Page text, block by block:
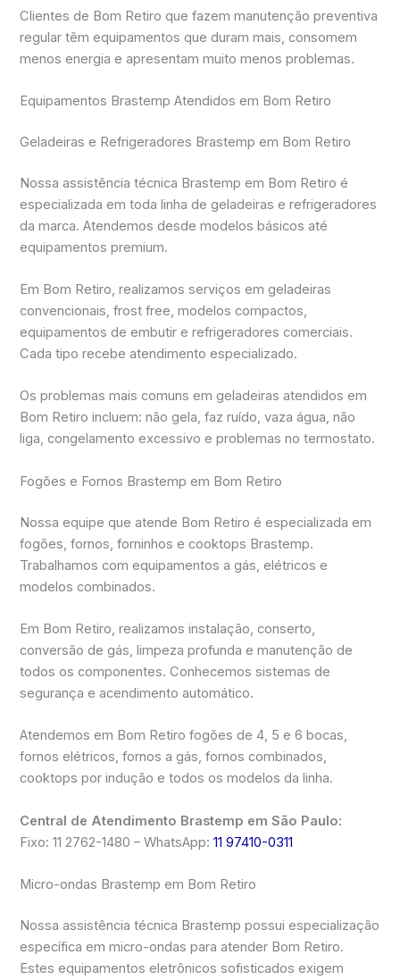
Clientes de Bom Retiro que fazem manutenção preventiva
regular têm equipamentos que duram mais, consomem
menos energia e apresentam muito menos problemas.
Equipamentos Brastemp Atendidos em Bom Retiro
Geladeiras e Refrigeradores Brastemp em Bom Retiro
Nossa assistência técnica Brastemp em Bom Retiro é
especializada em toda linha de geladeiras e refrigeradores
da marca. Atendemos desde modelos básicos até
equipamentos premium.
Em Bom Retiro, realizamos serviços em geladeiras
convencionais, frost free, modelos compactos,
equipamentos de embutir e refrigeradores comerciais.
Cada tipo recebe atendimento especializado.
Os problemas mais comuns em geladeiras atendidos em
Bom Retiro incluem: não gela, faz ruído, vaza água, não
liga, congelamento excessivo e problemas no termostato.
Fogões e Fornos Brastemp em Bom Retiro
Nossa equipe que atende Bom Retiro é especializada em
fogões, fornos, forninhos e cooktops Brastemp.
Trabalhamos com equipamentos a gás, elétricos e
modelos combinados.
Em Bom Retiro, realizamos instalação, conserto,
conversão de gás, limpeza profunda e manutenção de
todos os componentes. Conhecemos sistemas de
segurança e acendimento automático.
Atendemos em Bom Retiro fogões de 4, 5 e 6 bocas,
fornos elétricos, fornos a gás, fornos combinados,
cooktops por indução e todos os modelos da linha.
Central de Atendimento Brastemp em São Paulo:
Fixo: 11 2762-1480 – WhatsApp:11 97410-0311
Micro-ondas Brastemp em Bom Retiro
Nossa assistência técnica Brastemp possui especialização
específica em micro-ondas para atender Bom Retiro.
Estes equipamentos eletrônicos sofisticados exigem